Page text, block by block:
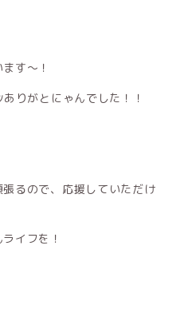
す〜！
りがとにゃんでした！！
るので、応援していただけ
イフを！